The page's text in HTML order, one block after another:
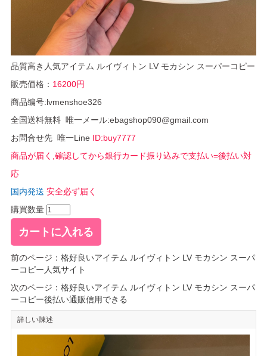
品質高き人気アイテム ルイヴィトン LV モカシン スーパーコピー
販売価格： 16200円
商品编号:lvmenshoe326
全国送料無料 唯一メール:ebagshop090@gmail.com
お問合せ先 唯一Line ID:buy7777
商品が届く,確認してから銀行カード振り込みで支払い=後払い対
応
国内発送 安全必ず届く
購買数量
前のページ： 格好良いアイテム ルイヴィトン LV モカシン スーパ
ーコピー人気サイト
次のページ： 格好良いアイテム ルイヴィトン LV モカシン スーパ
ーコピー後払い通販信用できる
詳しい陳述